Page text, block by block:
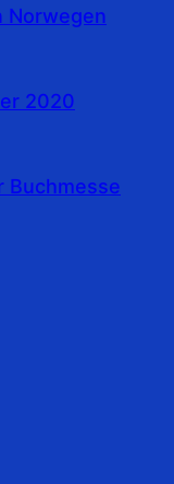
Norwegen
2020
Buchmesse